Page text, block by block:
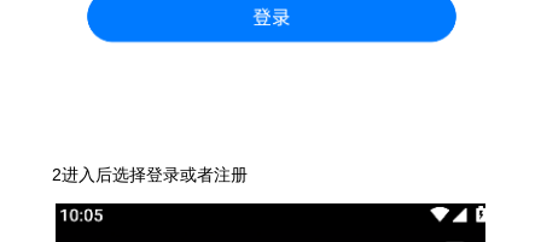
2进入后选择登录或者注册